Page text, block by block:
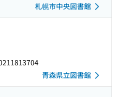
札幌市中央図書館
青森県立図書館